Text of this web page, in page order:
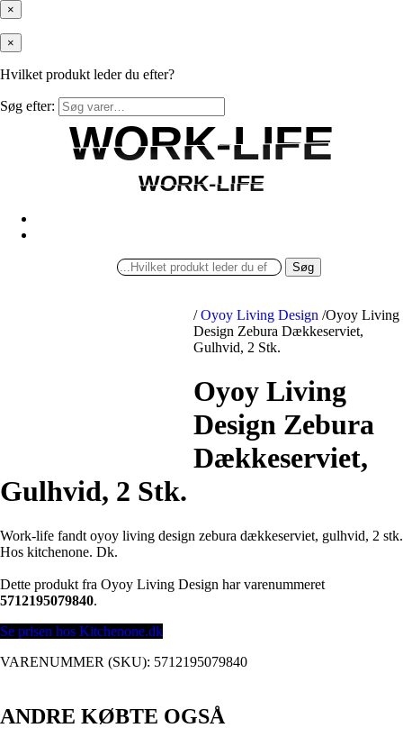
×
×
Hvilket produkt leder du efter?
Søg efter:
WORK-LIFE
WORK-LIFE
WORK-LIFE
WORK-LIFE
Søg
/ Oyoy Living Design /Oyoy Living
Design Zebura Dækkeserviet,
Gulhvid, 2 Stk.
Oyoy Living
Design Zebura
Dækkeserviet,
Gulhvid, 2 Stk.
Work-life fandt oyoy living design zebura dækkeserviet, gulhvid, 2 stk.
Hos kitchenone. Dk.
Dette produkt fra Oyoy Living Design har varenummeret
5712195079840.
Se prisen hos Kitchenone.dk
VARENUMMER (SKU): 5712195079840
ANDRE KØBTE OGSÅ